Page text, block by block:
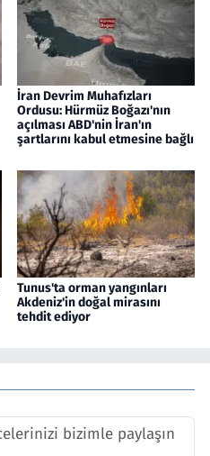
İran Devrim Muhafızları
Ordusu: Hürmüz Boğazı'nın
açılması ABD'nin İran'ın
şartlarını kabul etmesine bağlı
Tunus'ta orman yangınları
Akdeniz'in doğal mirasını
tehdit ediyor